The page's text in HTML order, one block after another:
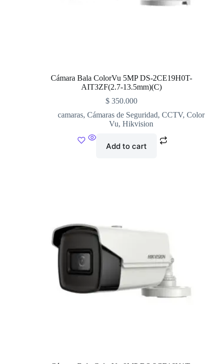
Cámara Bala ColorVu 5MP DS-2CE19H0T-
AIT3ZF(2.7-13.5mm)(C)
$350.000
camaras,Cámaras de Seguridad,CCTV,Color
Vu,Hikvision
Add to cart